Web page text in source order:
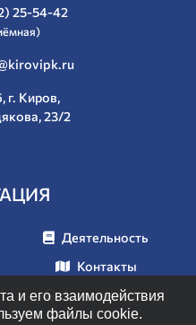
25-54-42
г. Киров,
23/2
Деятельность
Контакты
Мероприятия
и его взаимодействия
файлы cookie.